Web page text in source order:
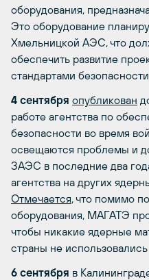
оборудования,
Это оборудование
Хмельницкой АЭС, что
обеспечить развитие
стандартами
4 сентября опубликован
работе агентства по
безопасности во время
освещаются проблемы и
ЗАЭС в последние два
агентства на других
Отмечается, что помимо
оборудования, МАГАТЭ
чтобы никакие ядерные
страны не
6 сентября в